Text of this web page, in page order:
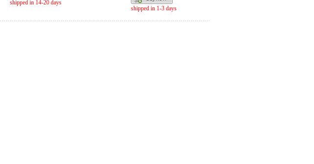
shipped in 14-20 days
shipped in 1-3 days